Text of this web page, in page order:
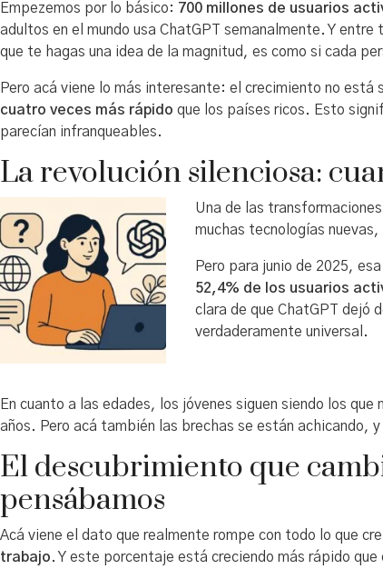
Empezemos por lo básico: 700 millones de usuarios
adultos en el mundo usa ChatGPT semanalmente. Y
que te hagas una idea de la magnitud, es como si cada
Pero acá viene lo más interesante: el crecimiento no está
cuatro veces más rápido que los países ricos. Esto
parecían infranqueables.
La revolución silenciosa:
Una de las
muchas tecnologías
Pero para junio de 2025,
52,4% de los usuarios
clara de que ChatGPT dejó
verdaderamente universal.
En cuanto a las edades, los jóvenes siguen siendo los
años. Pero acá también las brechas se están achicando,
El descubrimiento que
pensábamos
Acá viene el dato que realmente rompe con todo lo que
trabajo. Y este porcentaje está creciendo más rápido